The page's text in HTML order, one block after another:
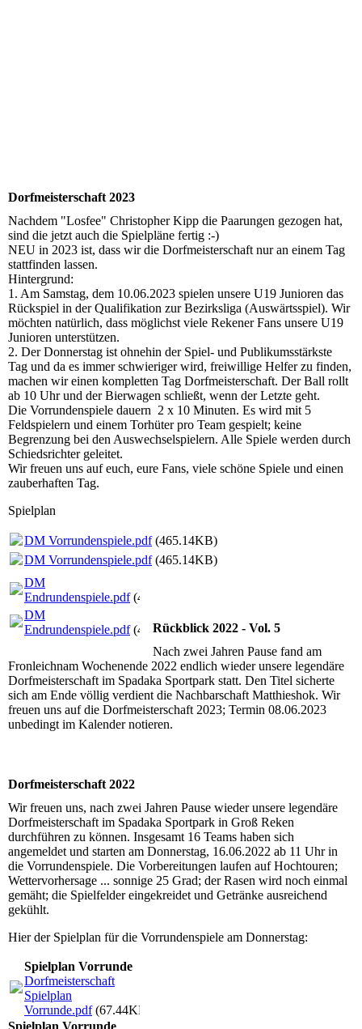
Dorfmeisterschaft 2023
Nachdem "Losfee" Christopher Kipp die Paarungen gezogen hat,
sind die jetzt auch die Spielpläne fertig :-)
NEU in 2023 ist, dass wir die Dorfmeisterschaft nur an einem Tag
stattfinden lassen.
Hintergrund:
1. Am Samstag, dem 10.06.2023 spielen unsere U19 Junioren das
Rückspiel in der Qualifikation zur Bezirksliga (Auswärtsspiel). Wir
möchten natürlich, dass möglichst viele Rekener Fans unsere U19
Junioren unterstützen.
2. Der Donnerstag ist ohnehin der Spiel- und Publikumsstärkste
Tag und da es immer schwieriger wird, freiwillige Helfer zu finden,
machen wir einen kompletten Tag Dorfmeisterschaft. Der Ball rollt
ab 10 Uhr und der Bierwagen schließt, wenn der Letzte geht.
Die Vorrundenspiele dauern 2 x 10 Minuten. Es wird mit 5
Feldspielern und einem Torhüter pro Team gespielt; keine
Begrenzung bei den Auswechselspielern. Alle Spiele werden durch
Schiedsrichter geleitet.
Wir freuen uns auf euch, eure Fans, viele schöne Spiele und einen
zauberhaften Tag.
Spielplan
DM Vorrundenspiele.pdf(465.14KB)
DM Vorrundenspiele.pdf(465.14KB)
DM
Endrundenspiele.pdf(409.29KB)
DM
Endrundenspiele.pdf(409.29KB)
Rückblick 2022 - Vol. 5
Nach zwei Jahren Pause fand am
Fronleichnam Wochenende 2022 endlich wieder unsere legendäre
Dorfmeisterschaft im Spadaka Sportpark statt. Den Titel sicherte
sich am Ende völlig verdient die Nachbarschaft Matthieshok. Wir
freuen uns auf die Dorfmeisterschaft 2023; Termin 08.06.2023
unbedingt im Kalender notieren.
Dorfmeisterschaft 2022
Wir freuen uns, nach zwei Jahren Pause wieder unsere legendäre
Dorfmeisterschaft im Spadaka Sportpark in Groß Reken
durchführen zu können. Insgesamt 16 Teams haben sich
angemeldet und starten am Donnerstag, 16.06.2022 ab 11 Uhr in
die Vorrundenspiele. Die Vorbereitungen laufen auf Hochtouren;
Wettervorhersage ... sonnige 25 Grad; der Rasen wird noch einmal
gemäht; die Spielfelder eingekreidet und Getränke ausreichend
gekühlt.
Hier der Spielplan für die Vorrundenspiele am Donnerstag:
Spielplan Vorrunde
Dorfmeisterschaft
Spielplan
Vorrunde.pdf(67.44KB)
Spielplan Vorrunde